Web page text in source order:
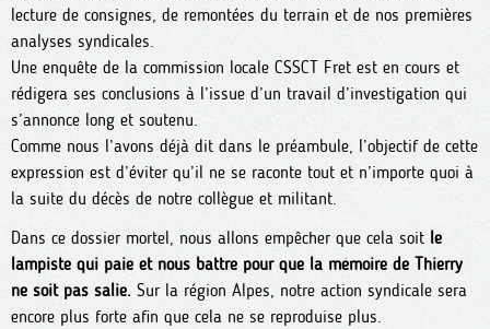
lecture de consignes, de remontées du terrain et de nos premières
analyses syndicales.
Une enquête de la commission locale CSSCT Fret est en cours et
rédigera ses conclusions à l’issue d’un travail d’investigation qui
s’annonce long et soutenu.
Comme nous l’avons déjà dit dans le préambule, l’objectif de cette
expression est d’éviter qu’il ne se raconte tout et n’importe quoi à
la suite du décès de notre collègue et militant.
Dans ce dossier mortel, nous allons empêcher que cela soit le
lampiste qui paie et nous battre pour que la mémoire de Thierry
ne soit pas salie. Sur la région Alpes, notre action syndicale sera
encore plus forte afin que cela ne se reproduise plus.